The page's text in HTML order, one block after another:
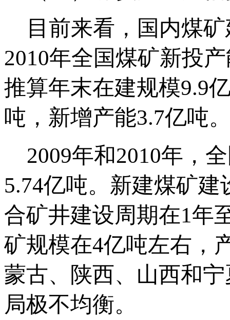
目前来看，国内煤矿
2010年全国煤矿新投
推算年末在建规模9.9
吨，新增产能3.7亿吨
2009年和2010年，
5.74亿吨。新建煤矿
合矿井建设周期在1年
矿规模在4亿吨左右，
蒙古、陕西、山西和
局极不均衡。